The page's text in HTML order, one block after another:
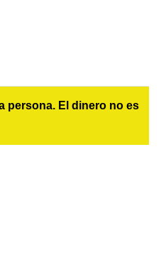
persona. El dinero no es